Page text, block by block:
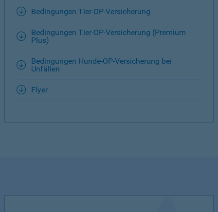
Bedingungen Tier-OP-Versicherung
Bedingungen Tier-OP-Versicherung (Premium
Plus)
Bedingungen Hunde-OP-Versicherung bei
Unfällen
Flyer